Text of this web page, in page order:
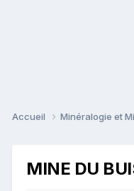
Accueil Minéralogie et
MINE DU